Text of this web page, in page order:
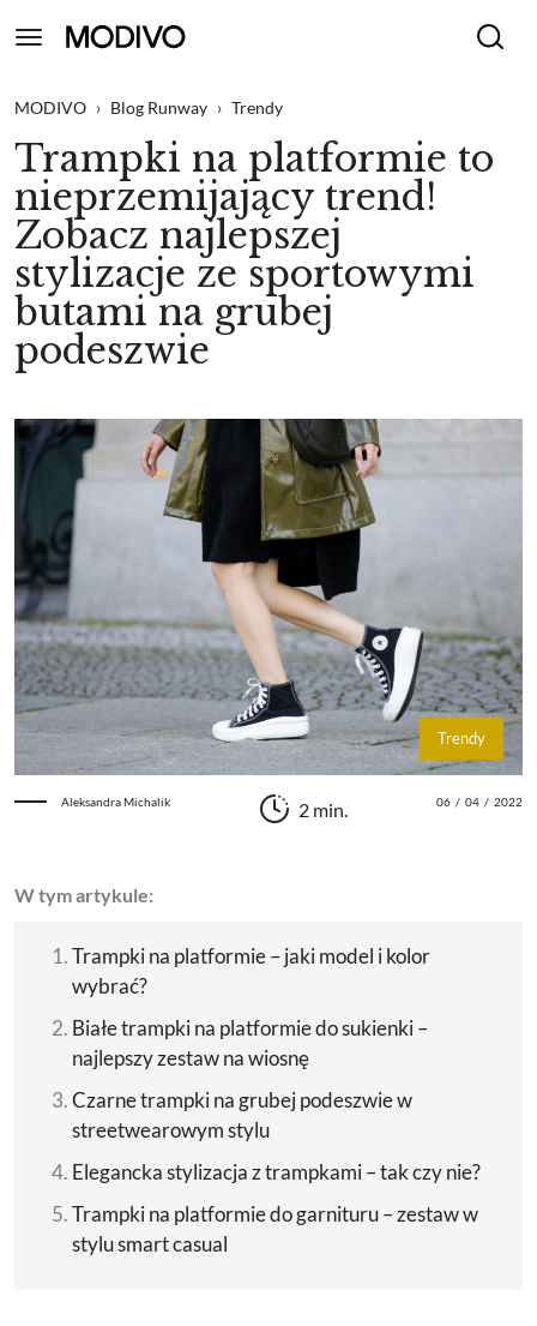
MODIVO › Blog Runway › Trendy
Trampki na platformie to
nieprzemijający trend!
Zobacz najlepszej
stylizacje ze sportowymi
butami na grubej
podeszwie
Trendy
Aleksandra Michalik 2 min. 06 / 04 / 2022
W tym artykule:
Trampki na platformie – jaki model i kolor
wybrać?
Białe trampki na platformie do sukienki –
najlepszy zestaw na wiosnę
Czarne trampki na grubej podeszwie w
streetwearowym stylu
Elegancka stylizacja z trampkami – tak czy nie?
Trampki na platformie do garnituru – zestaw w
stylu smart casual